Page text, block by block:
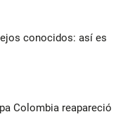
conocidos: así es
Colombia reapareció